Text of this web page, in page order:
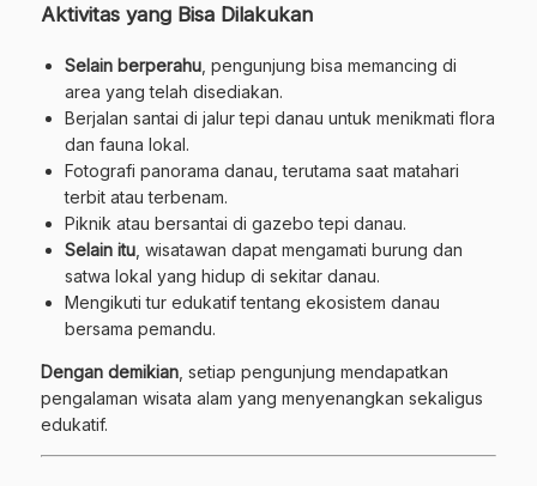
Aktivitas yang Bisa Dilakukan
Selain berperahu , pengunjung bisa memancing di
area yang telah disediakan.
Berjalan santai di jalur tepi danau untuk menikmati flora
dan fauna lokal.
Fotografi panorama danau, terutama saat matahari
terbit atau terbenam.
Piknik atau bersantai di gazebo tepi danau.
Selain itu , wisatawan dapat mengamati burung dan
satwa lokal yang hidup di sekitar danau.
Mengikuti tur edukatif tentang ekosistem danau
bersama pemandu.
Dengan demikian , setiap pengunjung mendapatkan
pengalaman wisata alam yang menyenangkan sekaligus
edukatif.